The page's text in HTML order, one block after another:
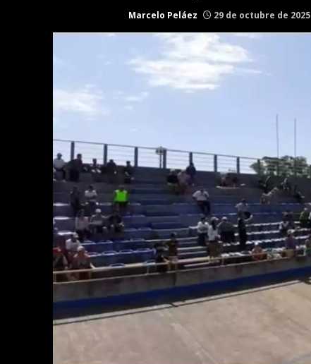
Marcelo Peláez 29 de octubre de 2025